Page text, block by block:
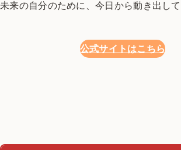
未来の自分のために、今日から動き出し
公式サイトはこちら